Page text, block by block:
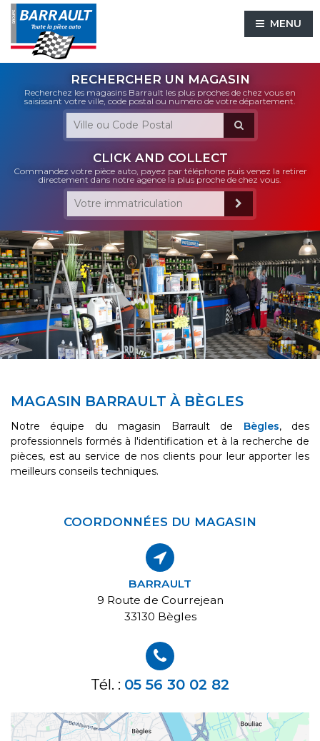
MENU
RECHERCHER UN MAGASIN
Recherchez les magasins Barrault les plus proches de chez vous en
saisissant votre ville, code postal ou numéro de votre département.
CLICK AND COLLECT
Commandez votre pièce auto, payez par téléphone puis venez la retirer
directement dans notre agence la plus proche de chez vous.
MAGASIN BARRAULT À BÈGLES
Notre équipe du magasin Barrault de Bègles, des
professionnels formés à l'identification et à la recherche de
pièces, est au service de nos clients pour leur apporter les
meilleurs conseils techniques.
COORDONNÉES DU MAGASIN
BARRAULT
9 Route de Courrejean
33130 Bègles
Tél. : 05 56 30 02 82